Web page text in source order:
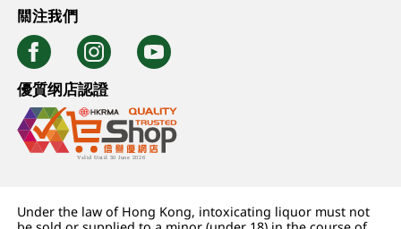
關注我們
優質纲店認證
Under the law of Hong Kong, intoxicating liquor must not